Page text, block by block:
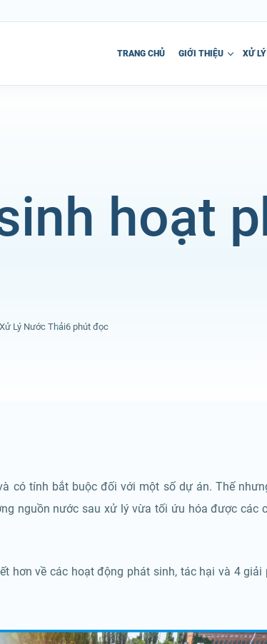
TRANG CHỦ GIỚI THIỆU XỬ
hoạt
Xử Lý Nước Thải6 phút đọc
có tính bắt buộc đối với một số dự án. Thế
nguồn nước sau xử lý vừa tối ứu hóa được các
hơn về các hoạt động phát sinh, tác hại và 4 giải